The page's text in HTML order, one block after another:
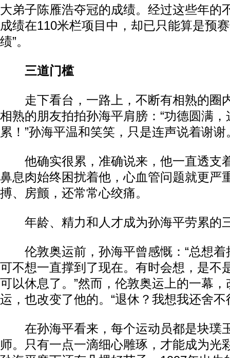
大弟子陈雁浩夺冠的成绩。经过这些年的
成绩在110米栏项目中，却已只能算是预
绩”。
三道门槛
走下看台，一路上，不断有相熟的圈
相熟的朋友拍拍孙海平肩膀：“功德圆满
累！”孙海平温和笑笑，只是连声说着谢谢
他确实很累，准确说来，他一直透支
鼻息肉始终困扰着他，心血管问题就更严
搏、房颤，还常常心绞痛。
年龄、精力和人才成为孙海平劳累的
伦敦奥运前，孙海平曾感慨：“总想着
可不想一直撑到了现在。有时会想，是不
可以休息了。”然而，伦敦奥运上的一幕
运，也改变了他的。“退休？我想我还舍不
在孙海平看来，每个运动员都是块璞
师。只有一点一滴细心雕琢，才能成为光